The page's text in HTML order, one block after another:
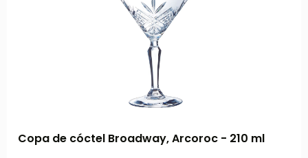
Copa de cóctel Broadway, Arcoroc - 210 ml